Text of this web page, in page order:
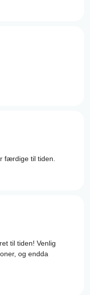
færdige til tiden.
til tiden! Venlig
og endda